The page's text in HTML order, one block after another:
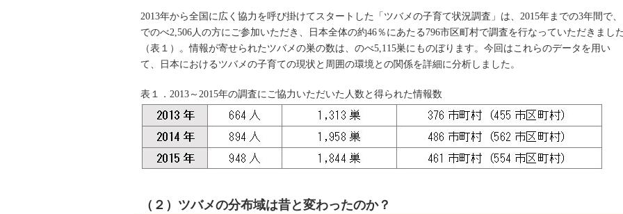
2013年から全国に広く協力を呼び掛けてスタートした「ツバメの子育て状況調査」は、2015年までの3年間で、
でのべ2,506人の方にご参加いただき、日本全体の約46％にあたる796市区町村で調査を行なっていただきまし
（表１）。情報が寄せられたツバメの巣の数は、のべ5,115巣にものぼります。今回はこれらのデータを用い
て、日本におけるツバメの子育ての現状と周囲の環境との関係を詳細に分析しました。
表１．2013～2015年の調査にご協力いただいた人数と得られた情報数
（２）ツバメの分布域は昔と変わったのか？